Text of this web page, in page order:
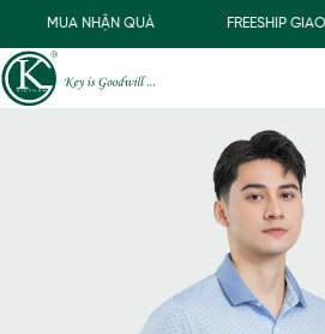
MUA NHẬN QUÀ FREESHIP